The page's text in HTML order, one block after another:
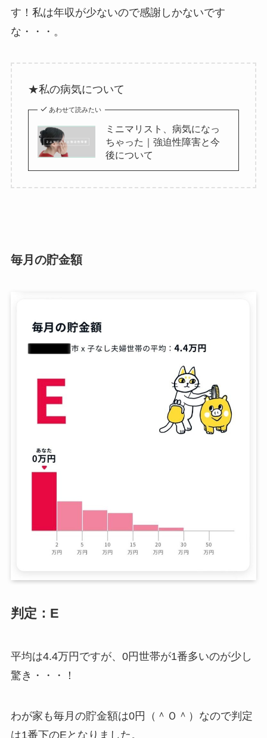
す！私は年収が少ないので感謝しかないです
な・・・。
★私の病気について
あわせて読みたい
ミニマリスト、病気になっ
ちゃった｜強迫性障害と今
後について
毎月の貯金額
判定：E
平均は4.4万円ですが、0円世帯が1番多いのが少し
驚き・・・！
わが家も毎月の貯金額は0円（＾Ｏ＾）なので判定
は1番下のEとなりました。